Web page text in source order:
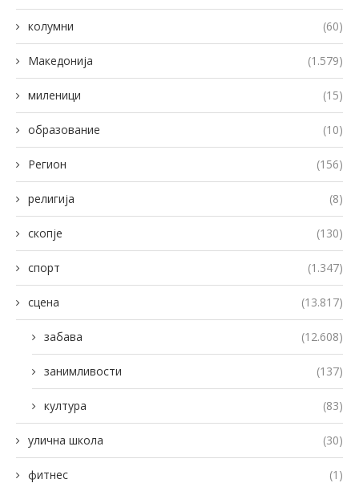
колумни (60)
Македонија (1.579)
миленици (15)
образование (10)
Регион (156)
религија (8)
скопје (130)
спорт (1.347)
сцена (13.817)
забава (12.608)
занимливости (137)
култура (83)
улична школа (30)
фитнес (1)